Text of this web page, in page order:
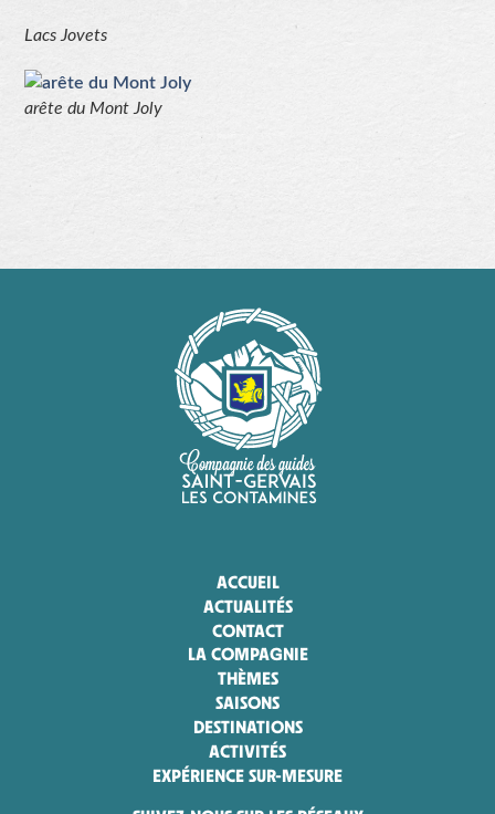
Lacs Jovets
arête du Mont Joly
ACCUEIL
ACTUALITÉS
CONTACT
LA COMPAGNIE
THÈMES
SAISONS
DESTINATIONS
ACTIVITÉS
EXPÉRIENCE SUR-MESURE